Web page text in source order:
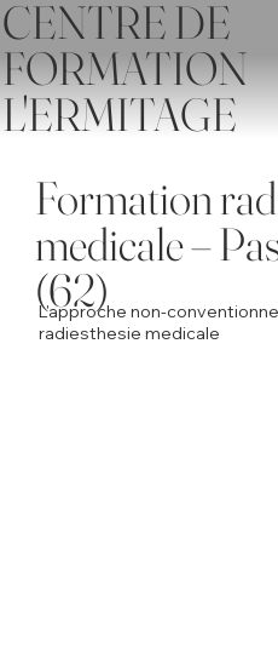
CENTRE DE
FORMATION
L'ERMITAGE
Formation
medicale –
(62)
L'approche non-
radiesthesie medicale